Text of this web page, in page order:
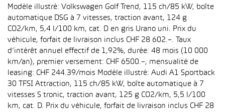
Modèle illustré: Volkswagen Golf Trend, 115 ch/85 kW, boîte
automatique DSG à 7 vitesses, traction avant, 124 g
CO2/km, 5,4 l/100 km, cat. D en gris Urano uni. Prix du
véhicule, forfait de livraison inclus CHF 28 602.–. Taux
d’intérêt annuel effectif de 1,92%, durée: 48 mois (10 000
km/an), premier versement: CHF 6500.–, mensualité de
leasing: CHF 244.39/mois Modèle illustré: Audi A1 Sportback
30 TFSI Attraction, 115 ch/85 kW, boîte automatique à 7
vitesses S tronic, traction avant, 125 g CO2/km, 5,5 l/100
km, cat. D. Prix du véhicule, forfait de livraison inclus CHF 28